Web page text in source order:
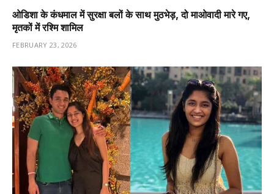
ओडिशा के कंधमाल में सुरक्षा बलों के साथ मुठभेड़, दो माओवादी मारे गए,
मृतकों में रश्मि शामिल
FEBRUARY 23, 2026